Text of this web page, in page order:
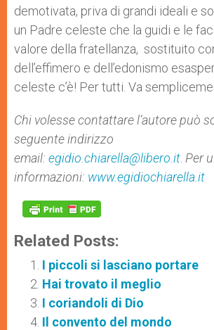
demotivata, priva di grandi ideali e
un Padre celeste che la guidi e le
valore della fratellanza, sostituito
dell’effimero e dell’edonismo
celeste c’è! Per tutti. Va
Chi volesse contattare l’autore può
seguente indirizzo
email: egidio.chiarella@libero.it Per
informazioni: www.egidiochiarella.it
Related Posts:
I piccoli si lasciano portare
Hai trovato il meglio
I coriandoli di Dio
Il convento del mondo